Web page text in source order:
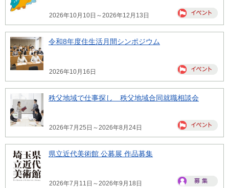
2026年10月10日～2026年12月13日
令和8年度住生活月間シンポジウム
2026年10月16日
秩父地域で仕事探し 秩父地域合同就職相談会
2026年7月25日～2026年8月24日
県立近代美術館 公募展 作品募集
2026年7月11日～2026年9月18日